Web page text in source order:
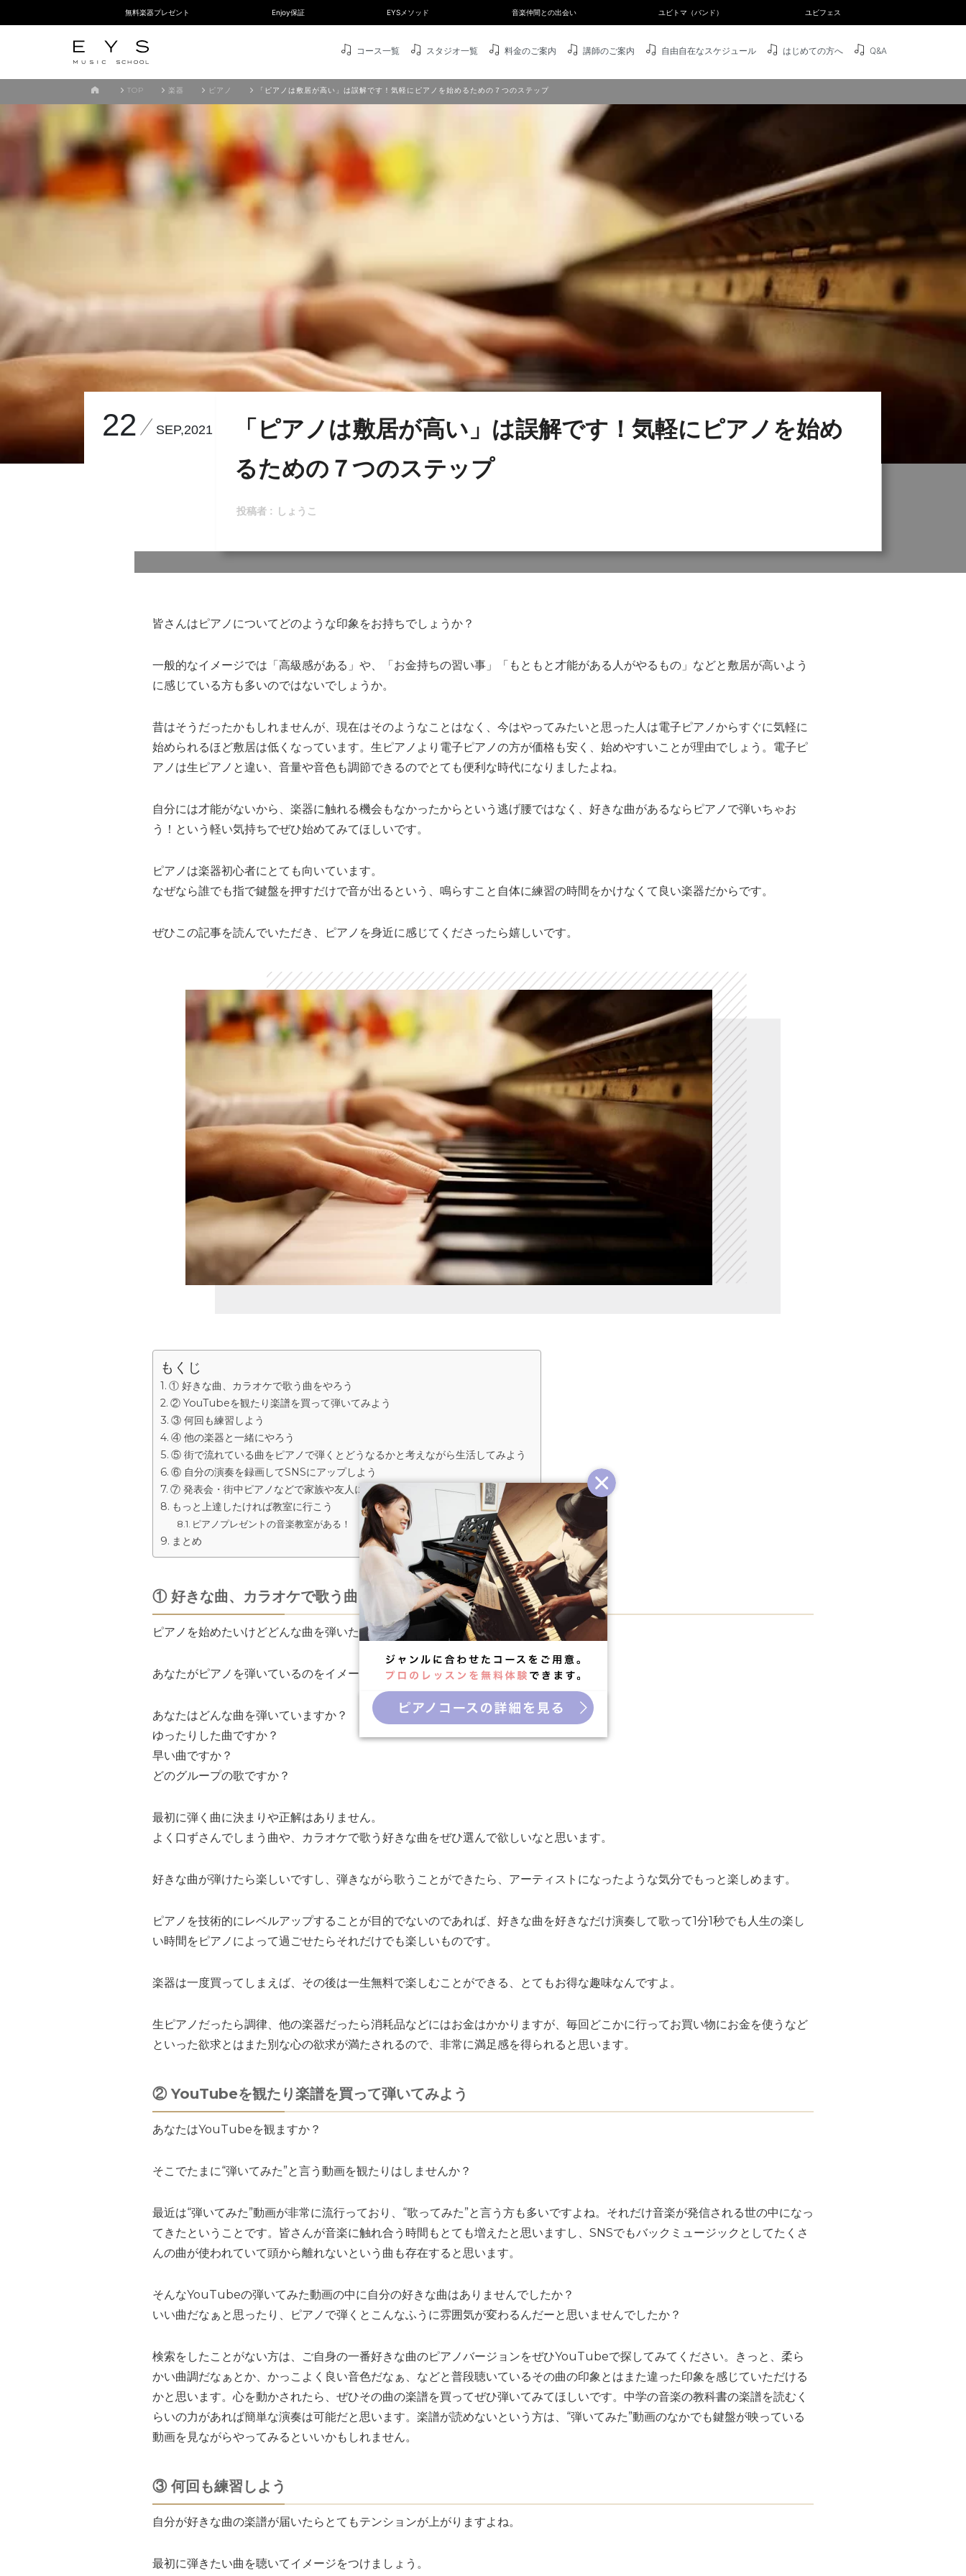
無料楽器プレゼント Enjoy保証 EYSメソッド 音楽仲間との出会い ユビトマ（バンド） ユビフェス
コース一覧 スタジオ一覧 料金のご案内 講師のご案内 自由自在なスケジュール はじめての方へ Q&A
TOP 楽器 ピアノ 「ピアノは敷居が高い」は誤解です！気軽にピアノを始めるための７つのステップ
22 SEP,2021
「ピアノは敷居が高い」は誤解です！気軽にピアノを始め
るための７つのステップ
投稿者 : しょうこ
皆さんはピアノについてどのような印象をお持ちでしょうか？
一般的なイメージでは「高級感がある」や、「お金持ちの習い事」「もともと才能がある人がやるもの」などと敷居が高いよう
に感じている方も多いのではないでしょうか。
昔はそうだったかもしれませんが、現在はそのようなことはなく、今はやってみたいと思った人は電子ピアノからすぐに気軽に
始められるほど敷居は低くなっています。生ピアノより電子ピアノの方が価格も安く、始めやすいことが理由でしょう。電子ピ
アノは生ピアノと違い、音量や音色も調節できるのでとても便利な時代になりましたよね。
自分には才能がないから、楽器に触れる機会もなかったからという逃げ腰ではなく、好きな曲があるならピアノで弾いちゃお
う！という軽い気持ちでぜひ始めてみてほしいです。
ピアノは楽器初心者にとても向いています。
なぜなら誰でも指で鍵盤を押すだけで音が出るという、鳴らすこと自体に練習の時間をかけなくて良い楽器だからです。
ぜひこの記事を読んでいただき、ピアノを身近に感じてくださったら嬉しいです。
もくじ
① 好きな曲、カラオケで歌う曲をやろう
② YouTubeを観たり楽譜を買って弾いてみよう
③ 何回も練習しよう
④ 他の楽器と一緒にやろう
⑤ 街で流れている曲をピアノで弾くとどうなるかと考えながら生活してみよう
⑥ 自分の演奏を録画してSNSにアップしよう
⑦ 発表会・街中ピアノなどで家族や友人に生演奏を聴いてもらおう
もっと上達したければ教室に行こう
ピアノプレゼントの音楽教室がある！
まとめ
① 好きな曲、カラオケで歌う曲をやろう
ピアノを始めたいけどどんな曲を弾いたらいいか分からない、という方はいませんか。
あなたがピアノを弾いているのをイメージしてみてください。
あなたはどんな曲を弾いていますか？
ゆったりした曲ですか？
早い曲ですか？
どのグループの歌ですか？
最初に弾く曲に決まりや正解はありません。
よく口ずさんでしまう曲や、カラオケで歌う好きな曲をぜひ選んで欲しいなと思います。
好きな曲が弾けたら楽しいですし、弾きながら歌うことができたら、アーティストになったような気分でもっと楽しめます。
ピアノを技術的にレベルアップすることが目的でないのであれば、好きな曲を好きなだけ演奏して歌って1分1秒でも人生の楽し
い時間をピアノによって過ごせたらそれだけでも楽しいものです。
楽器は一度買ってしまえば、その後は一生無料で楽しむことができる、とてもお得な趣味なんですよ。
生ピアノだったら調律、他の楽器だったら消耗品などにはお金はかかりますが、毎回どこかに行ってお買い物にお金を使うなど
といった欲求とはまた別な心の欲求が満たされるので、非常に満足感を得られると思います。
② YouTubeを観たり楽譜を買って弾いてみよう
あなたはYouTubeを観ますか？
そこでたまに“弾いてみた”と言う動画を観たりはしませんか？
最近は“弾いてみた”動画が非常に流行っており、“歌ってみた”と言う方も多いですよね。それだけ音楽が発信される世の中になっ
てきたということです。皆さんが音楽に触れ合う時間もとても増えたと思いますし、SNSでもバックミュージックとしてたくさ
んの曲が使われていて頭から離れないという曲も存在すると思います。
そんなYouTubeの弾いてみた動画の中に自分の好きな曲はありませんでしたか？
いい曲だなぁと思ったり、ピアノで弾くとこんなふうに雰囲気が変わるんだーと思いませんでしたか？
検索をしたことがない方は、ご自身の一番好きな曲のピアノバージョンをぜひYouTubeで探してみてください。きっと、柔ら
かい曲調だなぁとか、かっこよく良い音色だなぁ、などと普段聴いているその曲の印象とはまた違った印象を感じていただける
かと思います。心を動かされたら、ぜひその曲の楽譜を買ってぜひ弾いてみてほしいです。中学の音楽の教科書の楽譜を読むく
らいの力があれば簡単な演奏は可能だと思います。楽譜が読めないという方は、“弾いてみた”動画のなかでも鍵盤が映っている
動画を見ながらやってみるといいかもしれません。
③ 何回も練習しよう
自分が好きな曲の楽譜が届いたらとてもテンションが上がりますよね。
最初に弾きたい曲を聴いてイメージをつけましょう。